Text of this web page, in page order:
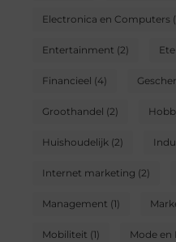
Electronica en Computers
Entertainment (2)
Financieel (4)
Groothandel (2)
Huishoudelijk(2)
Internet marketing (2)
Management (1)
Mobiliteit (1) Mode en